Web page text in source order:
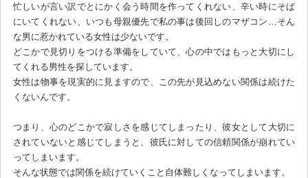
忙しいが言い訳でとにかく会う時間を作ってくれない、辛い時にそば
にいてくれない、いつも母親優先で私の事は後回しのマザコン…そん
な男に惹かれている女性は少ないです。
どこかで見切りをつける準備をしていて、心の中ではもっと大切にし
てくれる男性を探しています。
女性は物事を現実的に見ますので、この先が見込めない関係は続けた
くないんです。
つまり、心のどこかで寂しさを感じてしまったり、彼女として大切に
されていないと感じてしまうと、彼氏に対しての信頼関係が崩れてい
ってしまいます。
そんな状態では関係を続けていくこと自体難しくなってしまいます。